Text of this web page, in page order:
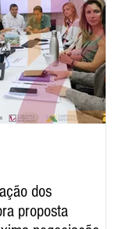
dos
proposta